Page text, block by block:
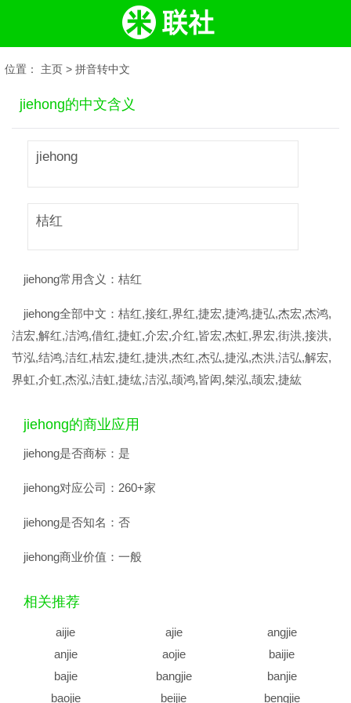
位置： 主页 > 拼音转中文
jiehong的中文含义
jiehong
桔红
jiehong常用含义： 桔红
jiehong全部中文： 桔红,接红,界红,捷宏,捷鸿,捷弘,杰宏,杰鸿,
洁宏,解红,洁鸿,借红,捷虹,介宏,介红,皆宏,杰虹,界宏,街洪,接洪,
节泓,结鸿,洁红,桔宏,捷红,捷洪,杰红,杰弘,捷泓,杰洪,洁弘,解宏,
界虹,介虹,杰泓,洁虹,捷纮,洁泓,颉鸿,皆闳,桀泓,颉宏,捷紘
jiehong的商业应用
jiehong是否商标： 是
jiehong对应公司： 260+家
jiehong是否知名： 否
jiehong商业价值： 一般
相关推荐
aijie ajie
angjie
anjie
aojie
baijie
bajie
bangjie
banjie
baojie
beijie bengjie